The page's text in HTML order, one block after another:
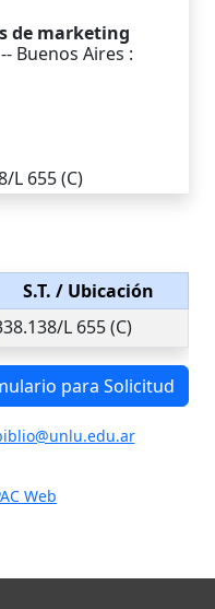
de marketing
Buenos Aires :
L 655 (C)
S.T. / Ubicación
L 655 (C)
para Solicitud
Web